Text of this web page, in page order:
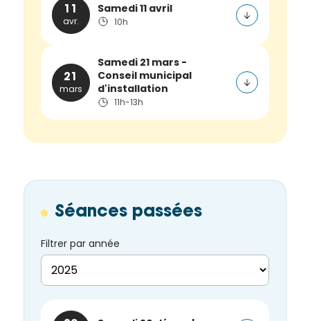
11
avr.
Samedi 11 avril
10h
21
mars
Samedi 21 mars -
Conseil municipal
d'installation
11h-13h
Séances passées
Filtrer par année